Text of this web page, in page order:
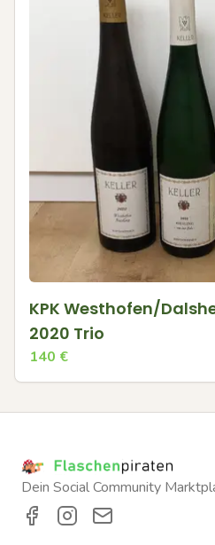
KPK Westhofen/
2020 Trio
140 €
Dein Social Community